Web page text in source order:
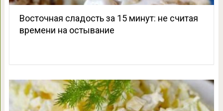
Восточная сладость за 15 минут: не считая
времени на остывание